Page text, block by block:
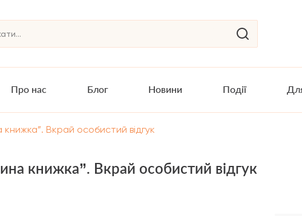
Про нас Блог Новини Події
Вкрай особистий відгук
книжка”. Вкрай особистий відгук